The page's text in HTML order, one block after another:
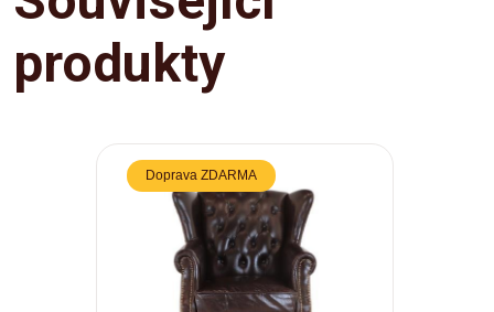
produkty
Doprava ZDARMA